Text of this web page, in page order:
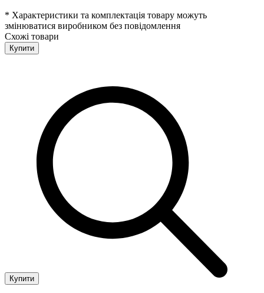
* Характеристики та комплектація товару можуть
змінюватися виробником без повідомлення
Схожі товари
Купити
Купити